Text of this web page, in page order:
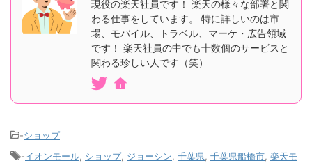
現役の楽天社員です！ 楽天の様々な部署と関
わる仕事をしています。 特に詳しいのは市
場、モバイル、トラベル、マーケ・広告領域
です！ 楽天社員の中でも十数個のサービスと
関わる珍しい人です（笑）
-ショップ
-イオンモール ショップ, ジョーシン 千葉県 千葉県船橋市 楽天モ